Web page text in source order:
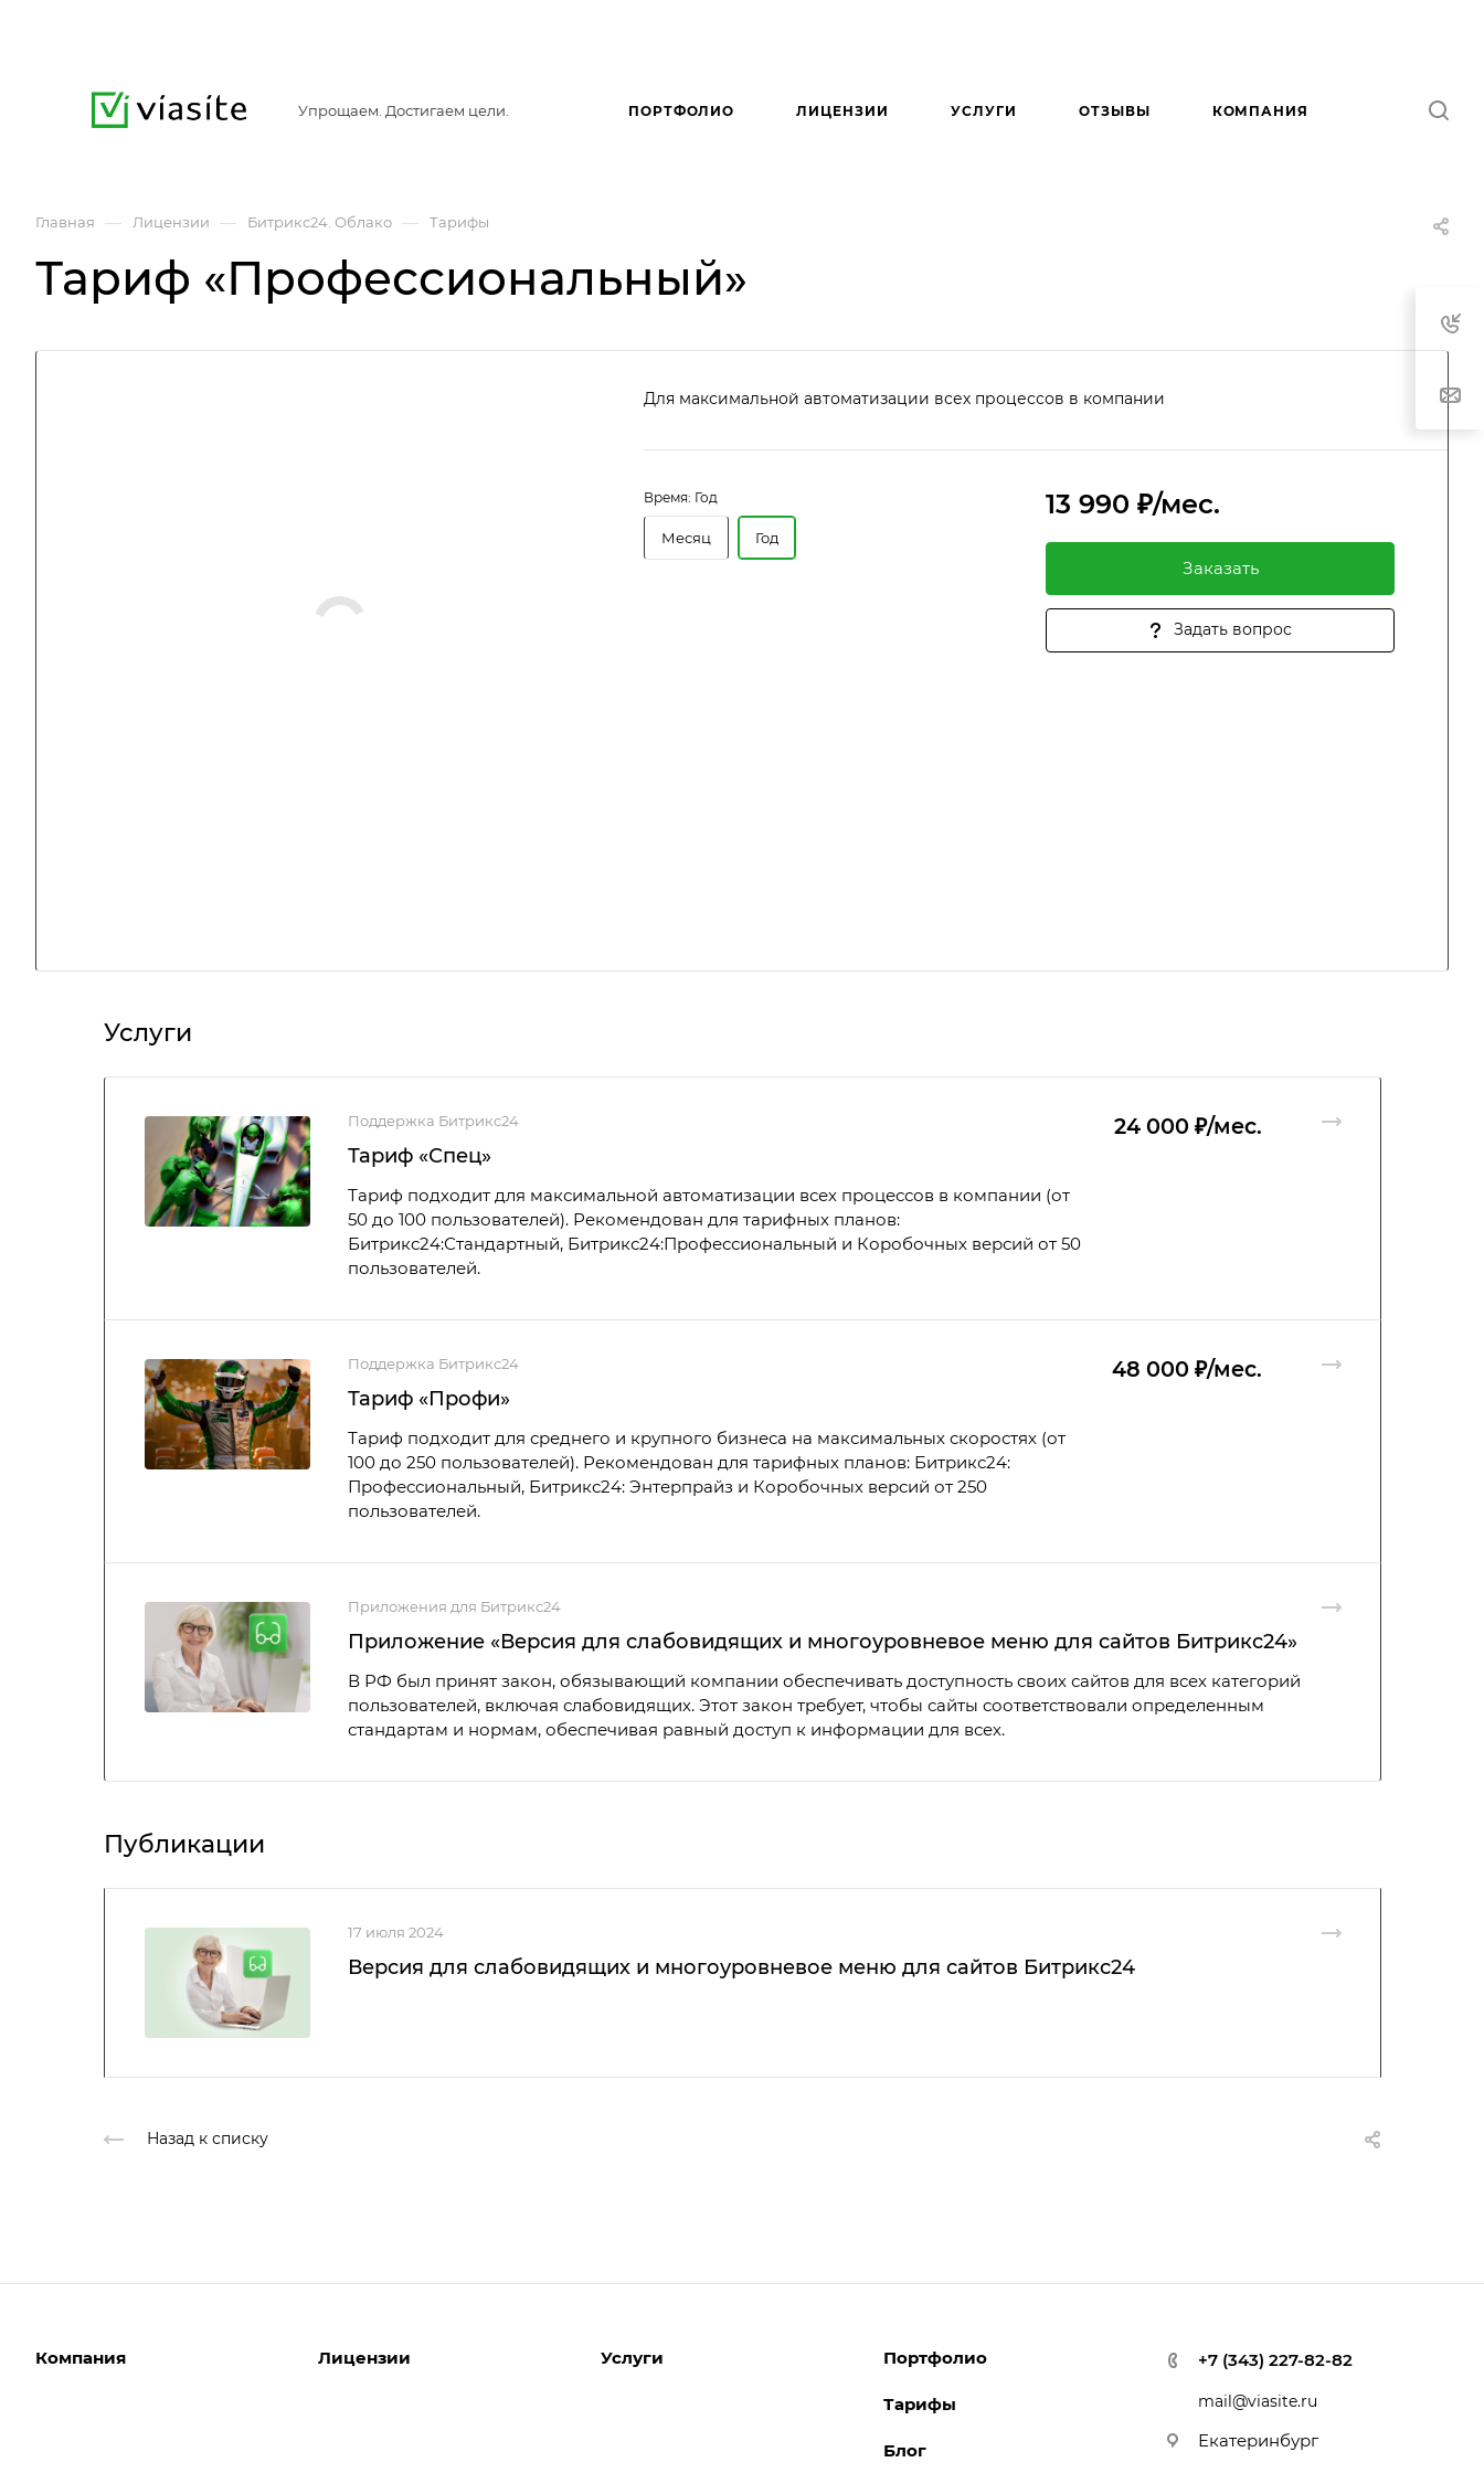
Упрощаем. Достигаем цели. ПОРТФОЛИО ЛИЦЕНЗИИ УСЛУГИ ОТЗЫВЫ КОМПАНИЯ
Главная — Лицензии — Битрикс24. Облако — Тарифы
Тариф «Профессиональный»
Для максимальной автоматизации всех процессов в компании
Время: Год
Месяц Год
13 990 ₽/мес.
Заказать
Задать вопрос
Услуги
Поддержка Битрикс24
Тариф «Спец»
Тариф подходит для максимальной автоматизации всех процессов в компании (от
50 до 100 пользователей). Рекомендован для тарифных планов:
Битрикс24:Стандартный, Битрикс24:Профессиональный и Коробочных версий от 50
пользователей.
24 000 ₽/мес.
Поддержка Битрикс24
Тариф «Профи»
Тариф подходит для среднего и крупного бизнеса на максимальных скоростях (от
100 до 250 пользователей). Рекомендован для тарифных планов: Битрикс24:
Профессиональный, Битрикс24: Энтерпрайз и Коробочных версий от 250
пользователей.
48 000 ₽/мес.
Приложения для Битрикс24
Приложение «Версия для слабовидящих и многоуровневое меню для сайтов Битрикс24»
В РФ был принят закон, обязывающий компании обеспечивать доступность своих сайтов для всех категорий
пользователей, включая слабовидящих. Этот закон требует, чтобы сайты соответствовали определенным
стандартам и нормам, обеспечивая равный доступ к информации для всех.
Публикации
17 июля 2024
Версия для слабовидящих и многоуровневое меню для сайтов Битрикс24
Назад к списку
Компания Лицензии Услуги Портфолио
Тарифы
Блог
+7 (343) 227-82-82
mail@viasite.ru
Екатеринбург